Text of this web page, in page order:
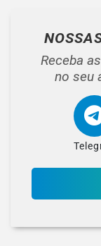
Receba
no seu